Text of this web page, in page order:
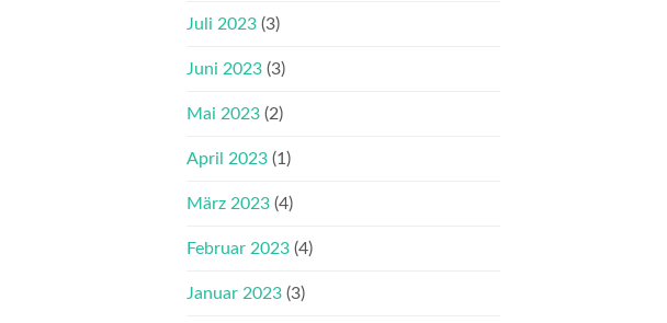
Juli 2023 (3)
Juni 2023 (3)
Mai 2023 (2)
April 2023 (1)
März 2023 (4)
Februar 2023 (4)
Januar 2023 (3)